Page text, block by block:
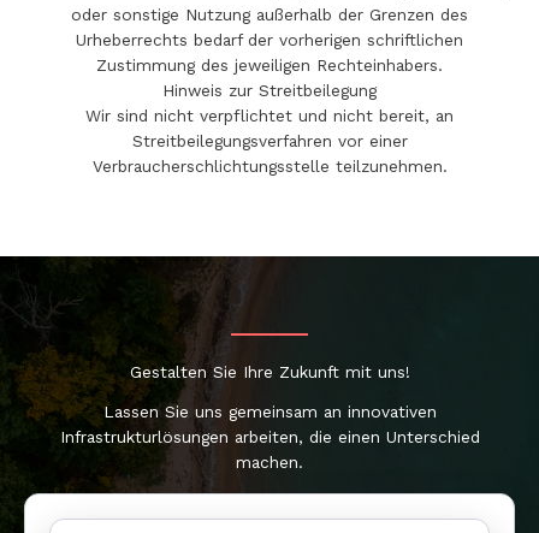
oder sonstige Nutzung außerhalb der Grenzen des
Urheberrechts bedarf der vorherigen schriftlichen
Zustimmung des jeweiligen Rechteinhabers.
Hinweis zur Streitbeilegung
Wir sind nicht verpflichtet und nicht bereit, an
Streitbeilegungsverfahren vor einer
Verbraucherschlichtungsstelle teilzunehmen.
Gestalten Sie Ihre Zukunft mit uns!
Lassen Sie uns gemeinsam an innovativen
Infrastrukturlösungen arbeiten, die einen Unterschied
machen.